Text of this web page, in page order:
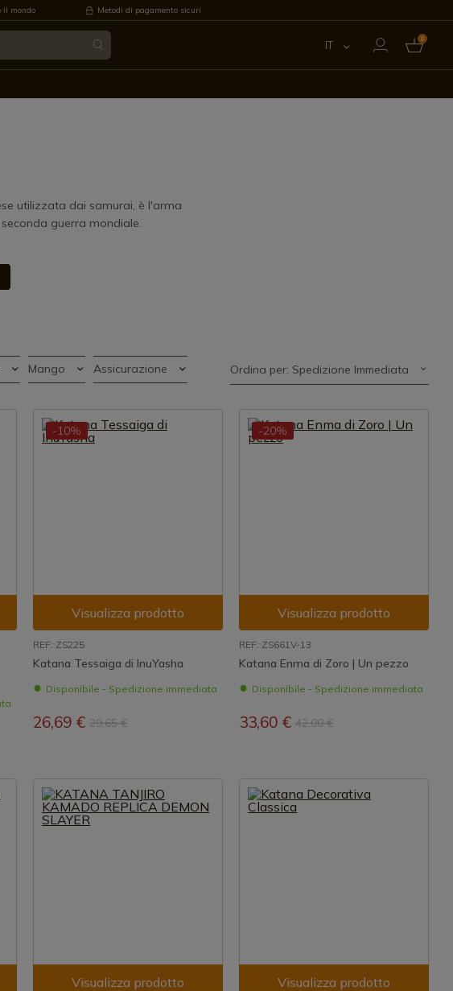
il mondo Metodi di pagamento sicuri
IT 0
utilizzata dai samurai, è l'arma
guerra mondiale.
Mango Assicurazione Ordina per: Spedizione Immediata
-10%
Visualizza prodotto
REF: ZS225
Katana Tessaiga di InuYasha
Disponibile - Spedizione immediata
26,69 € 29,65 €
-20%
Visualizza prodotto
REF: ZS661V-13
Katana Enma di Zoro | Un pezzo
Disponibile - Spedizione immediata
33,60 € 42,00 €
Visualizza prodotto Visualizza prodotto